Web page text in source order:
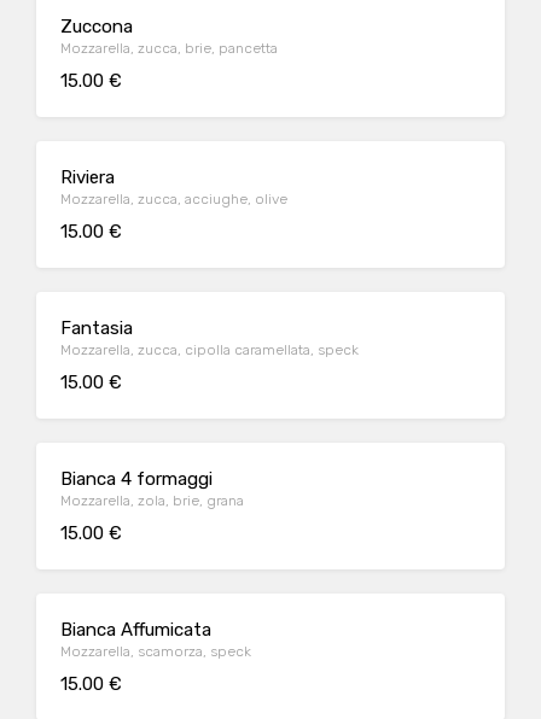
Zuccona
Mozzarella, zucca, brie, pancetta
15.00 €
Riviera
Mozzarella, zucca, acciughe, olive
15.00 €
Fantasia
Mozzarella, zucca, cipolla caramellata, speck
15.00 €
Bianca 4 formaggi
Mozzarella, zola, brie, grana
15.00 €
Bianca Affumicata
Mozzarella, scamorza, speck
15.00 €